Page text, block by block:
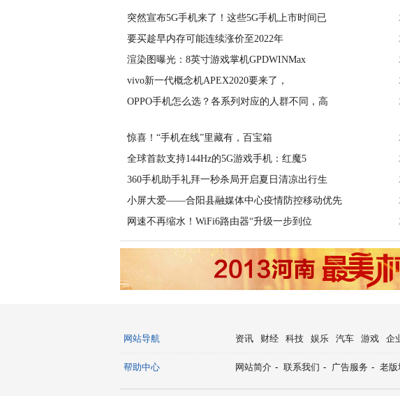
突然宣布5G手机来了！这些5G手机上市时间已
要买趁早内存可能连续涨价至2022年
渲染图曝光：8英寸游戏掌机GPDWINMax
vivo新一代概念机APEX2020要来了，
OPPO手机怎么选？各系列对应的人群不同，高
惊喜！“手机在线”里藏有，百宝箱
全球首款支持144Hz的5G游戏手机：红魔5
360手机助手礼拜一秒杀局开启夏日清凉出行生
小屏大爱——合阳县融媒体中心疫情防控移动优先
网速不再缩水！WiFi6路由器“升级一步到位
网站导航 资讯 财经 科技 娱乐 汽车 游戏 企
帮助中心 网站简介 - 联系我们 - 广告服务 - 老版